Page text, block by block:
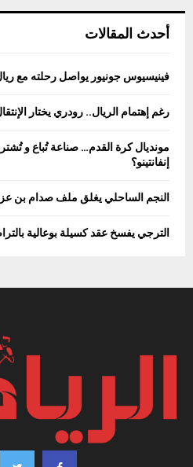
أحدث المقالات
فينيسيوس جونيور يواصل رحلته مع ريال
رغم إهتمام الريال.. رودري يختار
مونديال كرة القدم… صناعة تُباع و
إنفانتينو؟
النجم الساحلي يغلق ملف صدام بن
الترجي يفسخ عقد كسيلة بوعالية